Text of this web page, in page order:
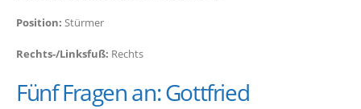
Position: Stürmer
Rechts-/Linksfuß: Rechts
Fünf Fragen an: Gottfried